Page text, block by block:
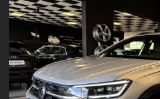
usato”
Ti aspettiamo in Strada Settimo
commerciale Panorama.
Nota bene:
Tutti i dati tecnici e gli accessori del
massima accuratezza possibile.
valore indicativoenon
Fogli informativi disponibili in sede.